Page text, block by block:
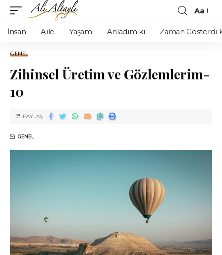
Aa
İnsan Aile Yaşam Anladım ki Zaman Gösterdi
GENEL
Zihinsel Üretim ve Gözlemlerim-
10
GENEL
PAYLAŞ